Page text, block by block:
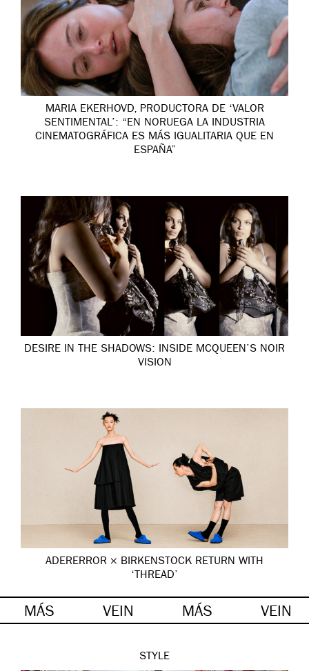
MARIA EKERHOVD, PRODUCTORA DE ‘VALOR
SENTIMENTAL’: “EN NORUEGA LA INDUSTRIA
CINEMATOGRÁFICA ES MÁS IGUALITARIA QUE EN
ESPAÑA”
DESIRE IN THE SHADOWS: INSIDE MCQUEEN’S NOIR
VISION
ADERERROR × BIRKENSTOCK RETURN WITH
‘THREAD’
MÁS VEIN MÁS VEIN
STYLE